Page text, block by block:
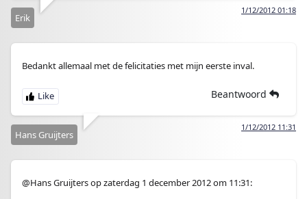
1/12/2012 01:18
Erik
Bedankt allemaal met de felicitaties met mijn eerste inval.
Beantwoord
1/12/2012 11:31
Hans Gruijters
@Hans Gruijters op zaterdag 1 december 2012 om 11:31: